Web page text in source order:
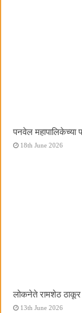
पनवेल
18th June 2026
लोकनेते रामशेठ ठाकूर
13th June 2026